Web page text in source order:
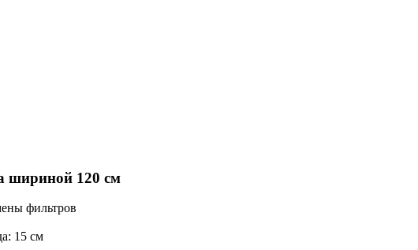
шириной 120 см
фильтров
15 см